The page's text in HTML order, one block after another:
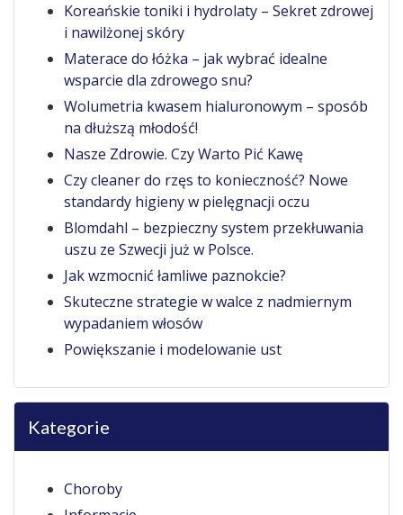
Koreańskie toniki i hydrolaty – Sekret zdrowej
i nawilżonej skóry
Materace do łóżka – jak wybrać idealne
wsparcie dla zdrowego snu?
Wolumetria kwasem hialuronowym – sposób
na dłuższą młodość!
Nasze Zdrowie. Czy Warto Pić Kawę
Czy cleaner do rzęs to konieczność? Nowe
standardy higieny w pielęgnacji oczu
Blomdahl – bezpieczny system przekłuwania
uszu ze Szwecji już w Polsce.
Jak wzmocnić łamliwe paznokcie?
Skuteczne strategie w walce z nadmiernym
wypadaniem włosów
Powiększanie i modelowanie ust
Kategorie
Choroby